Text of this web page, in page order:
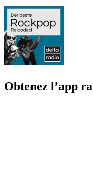
Obtenez l’app